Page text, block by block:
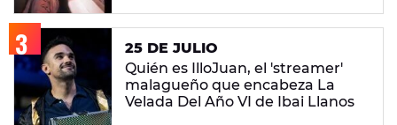
25 DE JULIO
Quién es IlloJuan, el 'streamer'
malagueño que encabeza La
Velada Del Año VI de Ibai Llanos